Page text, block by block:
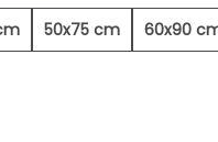
50x75 cm 60x90